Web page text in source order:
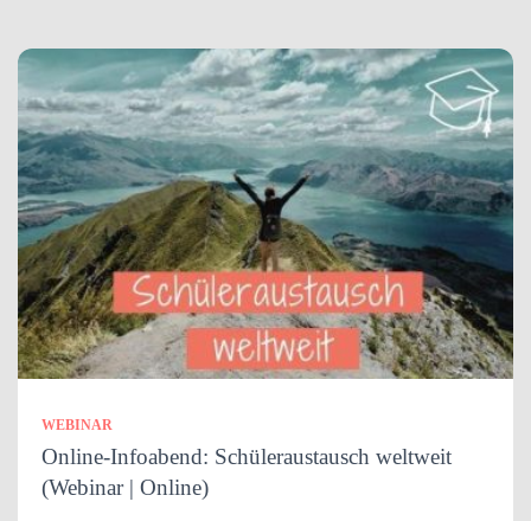
WEBINAR
Online-Infoabend: Schüleraustausch weltweit
(Webinar | Online)